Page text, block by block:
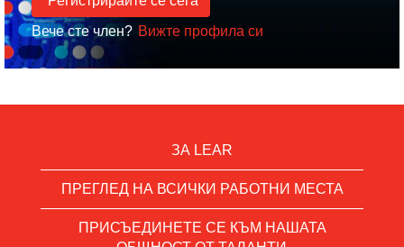
Вече сте член? Вижте профила си
ЗА LEAR
ПРЕГЛЕД НА ВСИЧКИ РАБОТНИ МЕСТА
ПРИСЪЕДИНЕТЕ СЕ КЪМ НАШАТА